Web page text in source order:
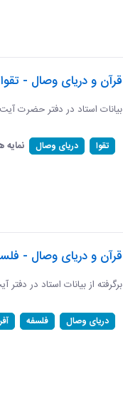
قرآن و دریای وصال - تقوا
بیانات استاد در دفتر حضرت آیت
تقوا دریای وصال نمایه
قرآن و دریای وصال -
برگرفته از بیانات استاد در دفتر
دریای وصال فلسفه